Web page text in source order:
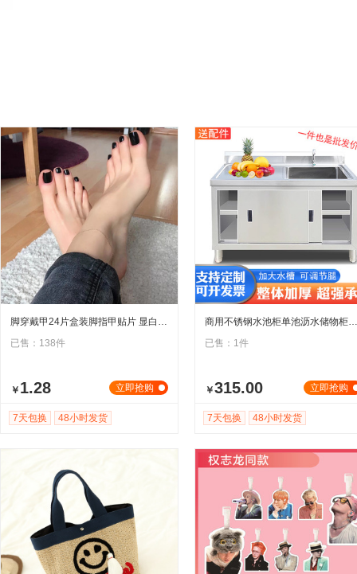
脚穿戴甲24片盒装脚指甲贴片 显白假指甲黑色脚趾甲 穿戴美甲甲片
已售：138件
立即抢购
￥ 1.28
7天包换 48小时发货
商用不锈钢水池柜单池沥水储物柜饭店水槽拉门杀鱼台洗菜洗碗池柜
已售：1件
立即抢购
￥315.00
7天包换 48小时发货